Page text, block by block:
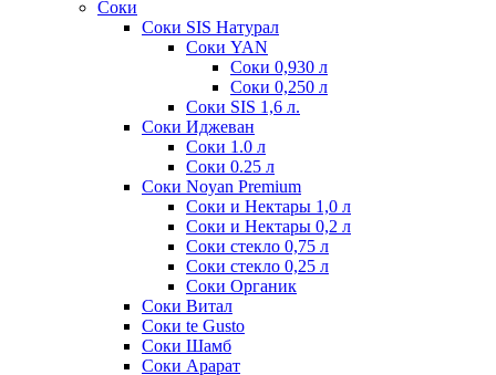
Соки
Соки SIS Натурал
Соки YAN
Соки 0,930 л
Соки 0,250 л
Соки SIS 1,6 л.
Соки Иджеван
Соки 1.0 л
Соки 0.25 л
Соки Noyan Premium
Соки и Нектары 1,0 л
Соки и Нектары 0,2 л
Соки стекло 0,75 л
Соки стекло 0,25 л
Соки Органик
Соки Витал
Соки te Gusto
Соки Шамб
Соки Арарат